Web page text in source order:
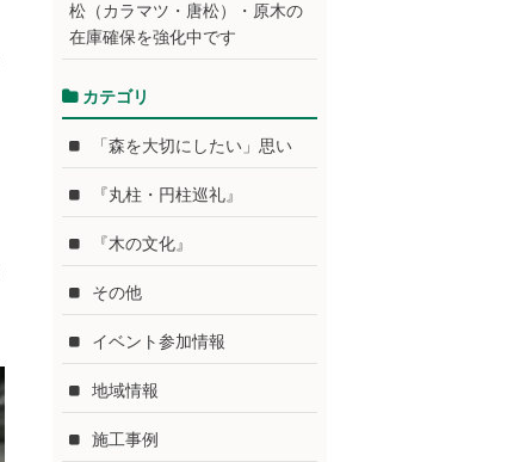
松（カラマツ・唐松）・原木の
在庫確保を強化中です
カテゴリ
「森を大切にしたい」思い
『丸柱・円柱巡礼』
『木の文化』
その他
イベント参加情報
地域情報
施工事例